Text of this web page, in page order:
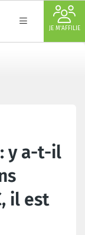
JE M'AFFILIE
y a-t-il
il est